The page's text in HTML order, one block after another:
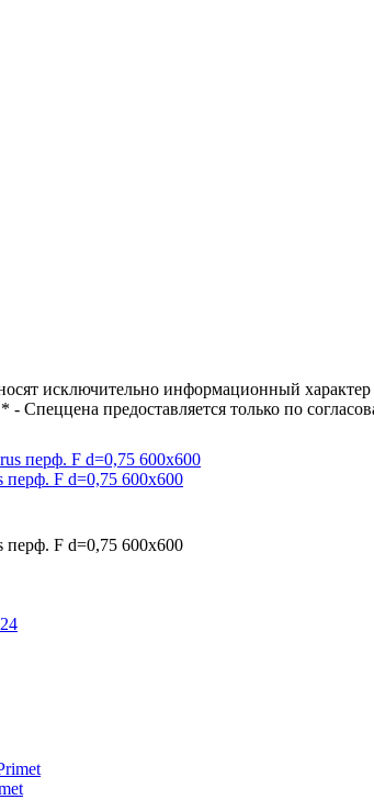
исключительно информационный
предоставляется только по
перф. F d=0,75 600x600
перф. F d=0,75 600x600